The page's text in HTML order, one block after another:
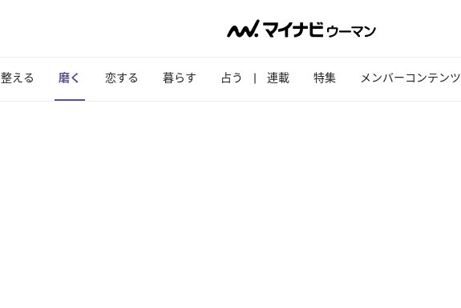
整える 磨く 恋する 暮らす 占う 連載 特集 メンバーコンテンツ